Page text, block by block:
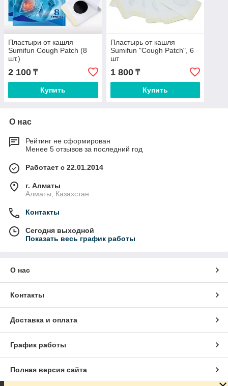
Пластыри от кашля
Sumifun Cough Patch (8
шт.)
2 100 ₸
Купить
Пластырь от кашля
Sumifun "Cough Patch", 6
шт
1 800₸
Купить
О нас
Рейтинг не сформирован
Менее 5 отзывов за последний год
Работает с 22.01.2014
г. Алматы
Алматы, Казахстан
Контакты
Сегодня выходной
Показать весь график работы
О нас
Контакты
Доставка и оплата
График работы
Полная версия сайта